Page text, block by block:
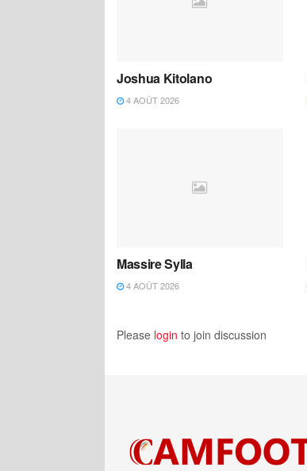
Joshua Kitolano
4 AOÛT 2026
Massire Sylla
4 AOÛT 2026
Please login to join discussion